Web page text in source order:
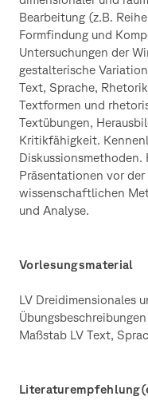
Bearbeitung (z.B.
Formfindung und
Untersuchungen der
gestalterische
Text, Sprache,
Textformen und
Textübungen,
Kritikfähigkeit.
Diskussionsmethoden.
Präsentationen vor
wissenschaftlichen
und Analyse.
Vorlesungsmaterial
LV Dreidimensionales
Maßstab LV Text,